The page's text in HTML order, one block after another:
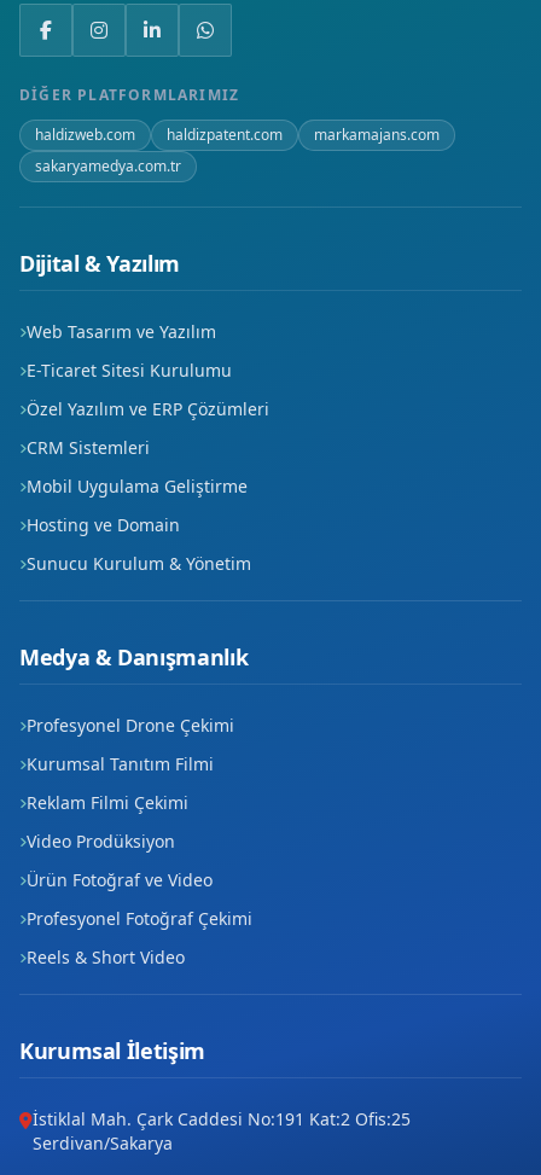
Hürriyet
Kırbağı
Koçakdede
Larende
Mader-i Mevlana
Mansurdede
Mehmet Akif Ersoy
Nefise Sultan
Piri Reis
Sakabaşı
Sekiçeşme
Sümer
Şeyh Edebali
Tabduk Emre
Tahsin Ünal
Üniversite
DIĞER PLATFORMLARIMIZ
haldizweb.com
haldizpatent.com
markamajans.com
sakaryamedya.com.tr
Dijital & Yazılım
Web Tasarım ve Yazılım
E-Ticaret Sitesi Kurulumu
Özel Yazılım ve ERP Çözümleri
CRM Sistemleri
Mobil Uygulama Geliştirme
Hosting ve Domain
Sunucu Kurulum & Yönetim
Medya & Danışmanlık
Profesyonel Drone Çekimi
Kurumsal Tanıtım Filmi
Reklam Filmi Çekimi
Video Prodüksiyon
Ürün Fotoğraf ve Video
Profesyonel Fotoğraf Çekimi
Reels & Short Video
Kurumsal İletişim
İstiklal Mah. Çark Caddesi No:191 Kat:2 Ofis:25
Serdivan/Sakarya